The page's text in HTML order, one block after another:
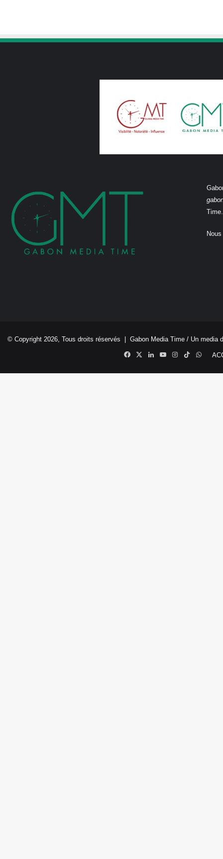
Time.
© Copyright 2026, Tous droits réservés | Gabon Media Time / Un media
Facebook
X LinkedinYouTubeInstagram
TikTok